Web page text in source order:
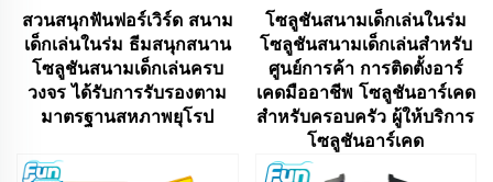
สวนสนุกฟันฟอร์เวิร์ด สนาม
เด็กเล่นในร่ม ธีมสนุกสนาน
โซลูชันสนามเด็กเล่นครบ
วงจร ได้รับการรับรองตาม
มาตรฐานสหภาพยุโรป
โซลูชันสนามเด็กเล่นในร่ม
โซลูชันสนามเด็กเล่นสำหรับ
ศูนย์การค้า การติดตั้งอาร์
เคดมืออาชีพ โซลูชันอาร์เคด
สำหรับครอบครัว ผู้ให้บริการ
โซลูชันอาร์เคด